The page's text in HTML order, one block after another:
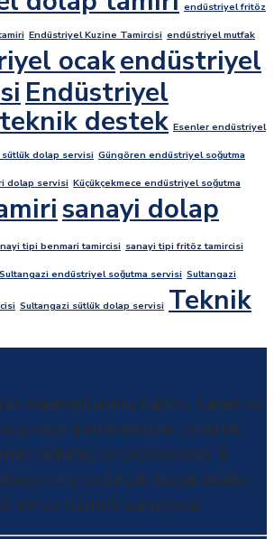
endüstriyel fritöz
Endüstriyel Kuzine Tamircisi endüstriyel mutfak
ocakendüstriyel
Endüstriyel
destek Esenler endüstriyel
dolap servisi Güngören endüstriyel soğutma
dolap servisi Küçükçekmece endüstriyel soğutma
sanayi dolap
tipi benmari tamircisi sanayi tipi fritöz tamircisi
Sultangazi endüstriyel soğutma servisi Sultangazi
Sultangazi sütlük dolap servisi Teknik
ekipmanlarımız bakımı, tamiri ve
konularındaki yetkinlik,
ekibimiz ve profesyonel &
ile birçok büyük marka
servis hizmeti sunuyoruz